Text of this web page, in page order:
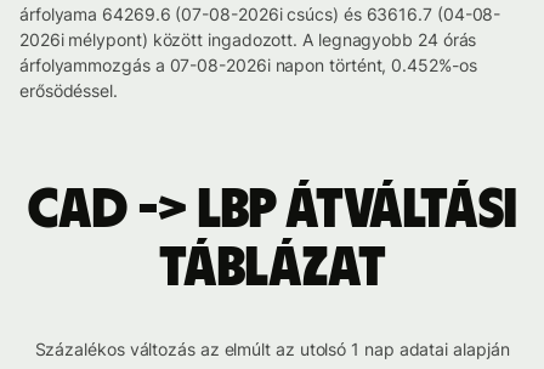
árfolyama 64269.6 (07-08-2026i csúcs) és 63616.7 (04-08-
2026i mélypont) között ingadozott. A legnagyobb 24 órás
árfolyammozgás a 07-08-2026i napon történt, 0.452%-os
erősödéssel.
CAD -> LBP átváltási
táblázat
Százalékos változás az elmúlt az utolsó 1 nap adatai alapján